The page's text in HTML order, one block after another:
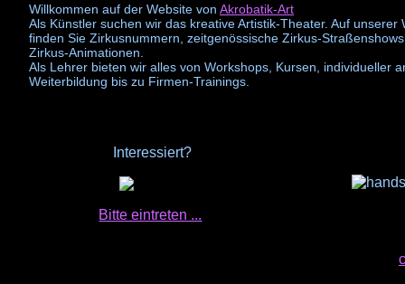
Willkommen auf der Website von Akrobatik-Art
Als Künstler suchen wir das kreative Artistik-Theater. Auf unserer
finden Sie Zirkusnummern, zeitgenössische Zirkus-
Zirkus-Animationen.
Als Lehrer bieten wir alles von Workshops, Kursen, individueller
Weiterbildung bis zu Firmen-Trainings.
Interessiert?
Bitte eintreten ...